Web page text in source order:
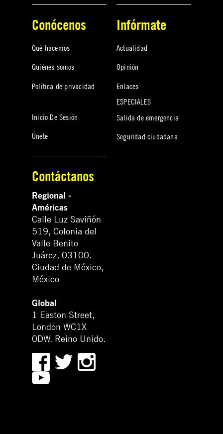
Conócenos
Qué hacemos
Quiénes somos
Política de privacidad
Inicio De Sesión
Únete
Infórmate
Actualidad
Opinión
Enlaces
ESPECIALES
Salida de emergencia
Seguridad ciudadana
Contáctanos
Regional -
Américas
Calle Luz Saviñón
519, Colonia del
Valle Benito
Juárez, 03100.
Ciudad de México,
México
Global
1 Easton Street,
London WC1X
0DW. Reino Unido.